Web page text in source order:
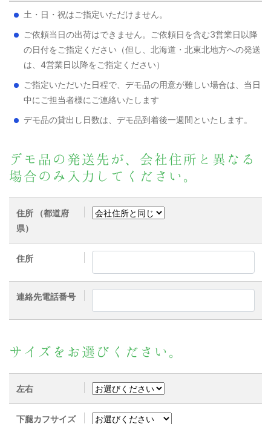
土・日・祝はご指定いただけません。
ご依頼当日の出荷はできません。ご依頼日を含む3営業日以降
の日付をご指定ください（但し、北海道・北東北地方への発送
は、4営業日以降をご指定ください）
ご指定いただいた日程で、デモ品の用意が難しい場合は、当日
中にご担当者様にご連絡いたします
デモ品の貸出し日数は、デモ品到着後一週間といたします。
デモ品の発送先が、会社住所と異なる
場合のみ入力してください。
住所 （都道府
県）
住所
連絡先電話番号
サイズをお選びください。
左右
下腿カフサイズ